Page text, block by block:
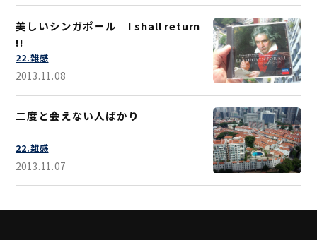
美しいシンガポール I shall return
!!
22.雑感
2013.11.08
二度と会えない人ばかり
22.雑感
2013.11.07